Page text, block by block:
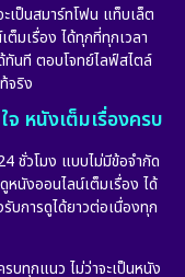
เป็นสมาร์ทโฟน แท็บเล็ต
มเรื่อง ได้ทุกที่ทุกเวลา
ทันที ตอบโจทย์ไลฟ์สไตล์
จริง
หนังเต็มเรื่องครบ
ชั่วโมง แบบไม่มีข้อจำกัด
นังออนไลน์เต็มเรื่อง ได้
บการดูได้ยาวต่อเนื่องทุก
บทุกแนว ไม่ว่าจะเป็นหนัง